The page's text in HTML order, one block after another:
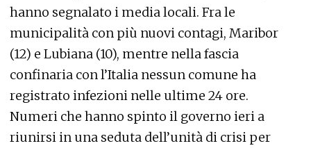
hanno segnalato i media locali. Fra le
municipalità con più nuovi contagi, Maribor
(12) e Lubiana (10), mentre nella fascia
confinaria con l’Italia nessun comune ha
registrato infezioni nelle ultime 24 ore.
Numeri che hanno spinto il governo ieri a
riunirsi in una seduta dell’unità di crisi per